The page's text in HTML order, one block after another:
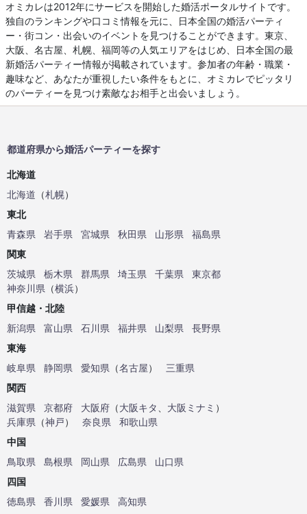
オミカレは2012年にサービスを開始した婚活ポータルサイトです。
独自のランキングや口コミ情報を元に、日本全国の婚活パーティ
ー・街コン・出会いのイベントを見つけることができます。東京、
大阪、名古屋、札幌、福岡等の人気エリアをはじめ、日本全国の最
新婚活パーティー情報が掲載されています。参加者の年齢・職業・
趣味など、あなたが重視したい条件をもとに、オミカレでピッタリ
のパーティーを見つけ素敵なお相手と出会いましょう。
都道府県から婚活パーティーを探す
北海道
北海道 （札幌）
東北
青森県
岩手県 宮城県 秋田県 山形県
福島県
関東
茨城県
栃木県 群馬県 埼玉県 千葉県
東京都
神奈川県 （横浜）
甲信越・北陸
新潟県
富山県 石川県 福井県 山梨県
長野県
東海
岐阜県
静岡県 愛知県 （名古屋）
三重県
関西
滋賀県
京都府 大阪府 （大阪キタ 大阪ミナミ ）
兵庫県 （神戸） 奈良県
和歌山県
中国
鳥取県
島根県 岡山県 広島県
山口県
四国
徳島県
香川県 愛媛県
高知県